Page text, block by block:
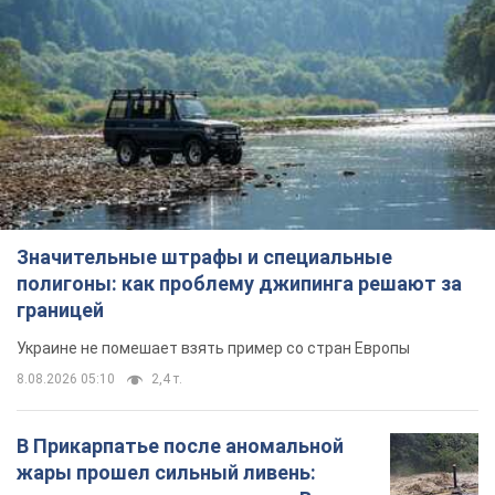
Значительные штрафы и специальные
полигоны: как проблему джипинга решают за
границей
Украине не помешает взять пример со стран Европы
8.08.2026 05:10 2,4 т.
В Прикарпатье после аномальной
жары прошел сильный ливень: